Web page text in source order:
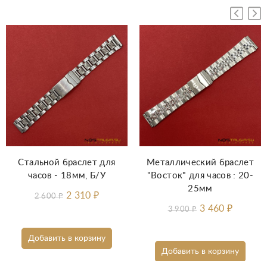
Добавить в корзину
Стальной браслет для
часов - 18мм, Б/У
2 600₽ 2 310₽
Добавить в корзину
Металлический браслет
"Восток" для часов : 20-
25мм
3 900₽ 3 460₽